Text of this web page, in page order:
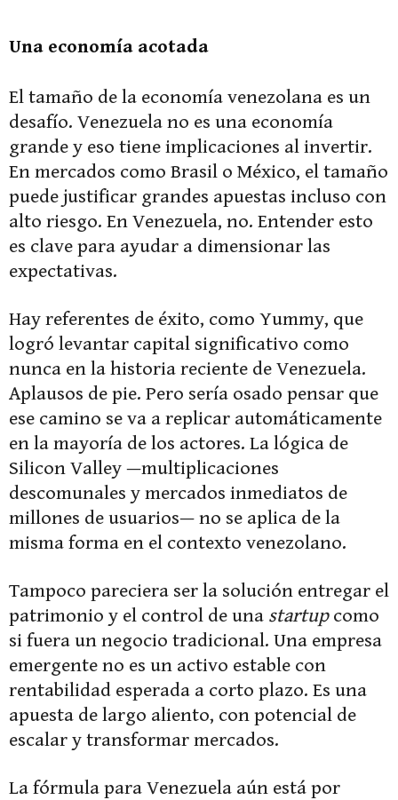
Una economía acotada
El tamaño de la economía venezolana es un
desafío. Venezuela no es una economía
grande y eso tiene implicaciones al invertir.
En mercados como Brasil o México, el tamaño
puede justificar grandes apuestas incluso con
alto riesgo. En Venezuela, no. Entender esto
es clave para ayudar a dimensionar las
expectativas.
Hay referentes de éxito, como Yummy, que
logró levantar capital significativo como
nunca en la historia reciente de Venezuela.
Aplausos de pie. Pero sería osado pensar que
ese camino se va a replicar automáticamente
en la mayoría de los actores. La lógica de
Silicon Valley —multiplicaciones
descomunales y mercados inmediatos de
millones de usuarios— no se aplica de la
misma forma en el contexto venezolano.
Tampoco pareciera ser la solución entregar el
patrimonio y el control de una startupcomo
si fuera un negocio tradicional. Una empresa
emergente no es un activo estable con
rentabilidad esperada a corto plazo. Es una
apuesta de largo aliento, con potencial de
escalar y transformar mercados.
La fórmula para Venezuela aún está por